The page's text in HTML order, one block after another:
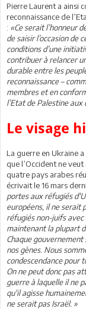
Pierre Laurent a ainsi
reconnaissance de
: «Ce serait l’honneur
de saisir l’occasion de
conditions d’une
contribuer à relancer
durable entre les
reconnaissance –
membres et en
l’Etat de Palestine aux
Le visage
La guerre en Ukraine
que l’Occident ne
quatre pays arabes
écrivait le 16 mars
portes aux réfugiés
européens, il ne serait
réfugiés non-juifs
maintenant la plupart
Chaque
nos gènes. Nous
condescendance pour
On ne peut donc pas
guerre à laquelle il ne
qu'il agisse
ne serait pas Israël. »